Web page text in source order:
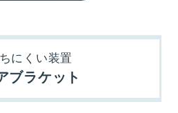
にくい装置
ブラケット